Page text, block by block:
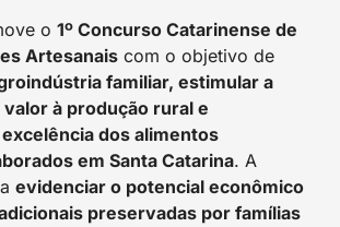
o 1º Concurso Catarinense de
Artesanais com o objetivo de
familiar, estimular a
à produção rural e
dos alimentos
em Santa Catarina. A
evidenciar o potencial econômico
preservadas por famílias